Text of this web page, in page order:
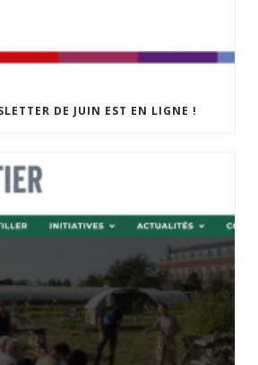
DE JUIN EST EN LIGNE !